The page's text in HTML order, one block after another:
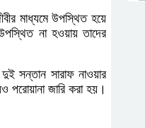
মাধ্যমে উপস্থিত হয়ে
না হওয়ায় তাদের
সন্তান সারাফ নাওয়ার
পরোয়ানা জারি করা হয়।